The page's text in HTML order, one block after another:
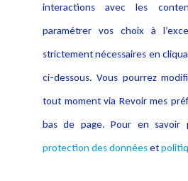
interactions avec les
paramétrer vos choix à
strictement nécessaires en
ci-dessous. Vous pourrez
tout moment via Revoir mes
bas de page. Pour en savoir
protection des donnéeset